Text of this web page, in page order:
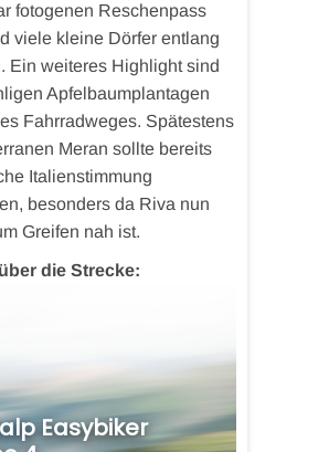
fotogenen Reschenpass
viele kleine Dörfer entlang
Ein weiteres Highlight sind
Apfelbaumplantagen
Fahrradweges. Spätestens
Meran sollte bereits
Italienstimmung
besonders da Riva nun
Greifen nah ist.
die Strecke: